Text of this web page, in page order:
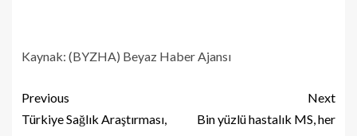
Kaynak: (BYZHA) Beyaz Haber Ajansı
Previous
Türkiye Sağlık Araştırması,
Next
Bin yüzlü hastalık MS, her